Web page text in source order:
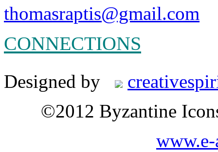
thomasraptis@gmail.com
CONNECTIONS
Designed by
©2012 Byzantine